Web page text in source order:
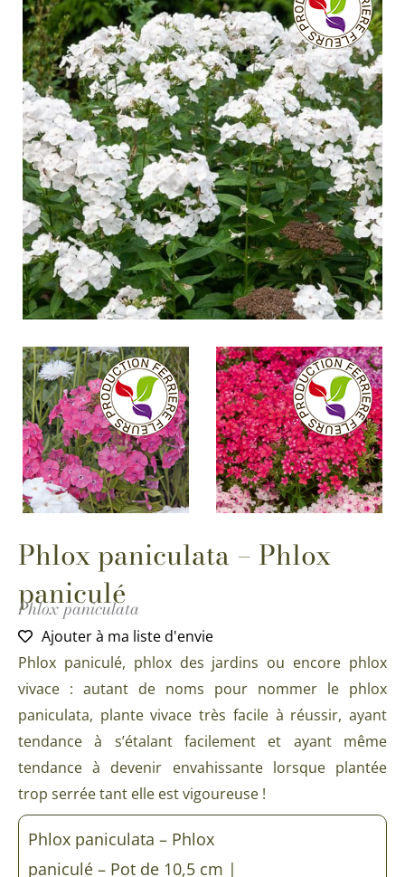
Phlox paniculata – Phlox
paniculé
Phlox paniculata
Ajouter à ma liste d'envie
Phlox paniculé, phlox des jardins ou encore phlox
vivace : autant de noms pour nommer le phlox
paniculata, plante vivace très facile à réussir, ayant
tendance à s’étalant facilement et ayant même
tendance à devenir envahissante lorsque plantée
trop serrée tant elle est vigoureuse !
Phlox paniculata – Phlox
paniculé – Pot de 10,5 cm |
de